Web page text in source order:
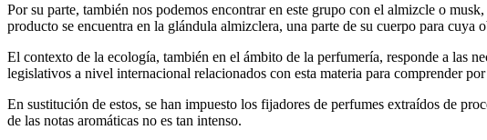
Por su parte, también nos podemos encontrar en este grupo con el almizcle o
producto se encuentra en la glándula almizclera, una parte de su cuerpo para
El contexto de la ecología, también en el ámbito de la perfumería, responde a las
legislativos a nivel internacional relacionados con esta materia para comprender
En sustitución de estos, se han impuesto los fijadores de perfumes extraídos de
de las notas aromáticas no es tan intenso.